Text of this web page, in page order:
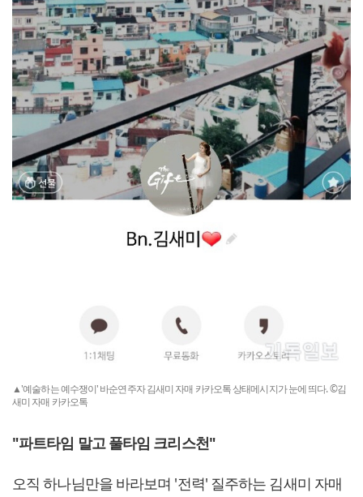
▲'예술하는 예수쟁이' 바순연주자 김새미 자매 카카오톡 상태메시지가 눈에 띄다. ©김
새미 자매 카카오톡
"파트타임 말고 풀타임 크리스천"
오직 하나님만을 바라보며 '전력' 질주하는 김새미 자매